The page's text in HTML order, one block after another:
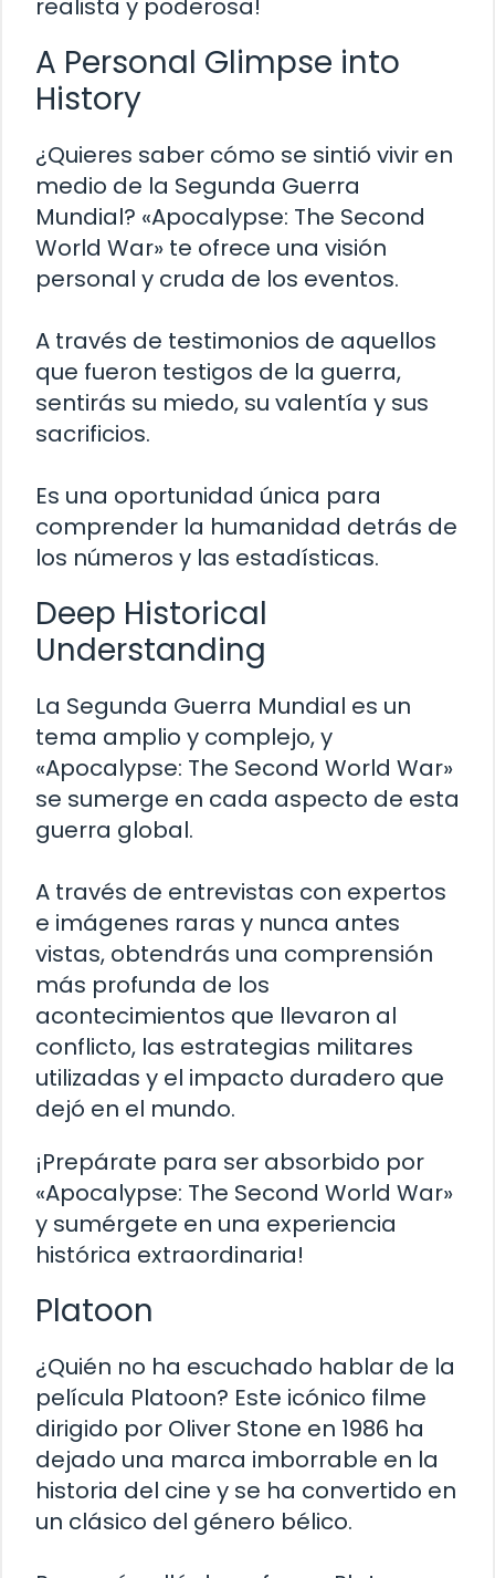
realista y poderosa!
A Personal Glimpse into
History
¿Quieres saber cómo se sintió vivir en
medio de la Segunda Guerra
Mundial? «Apocalypse: The Second
World War» te ofrece una visión
personal y cruda de los eventos.
A través de testimonios de aquellos
que fueron testigos de la guerra,
sentirás su miedo, su valentía y sus
sacrificios.
Es una oportunidad única para
comprender la humanidad detrás de
los números y las estadísticas.
Deep Historical
Understanding
La Segunda Guerra Mundial es un
tema amplio y complejo, y
«Apocalypse: The Second World War»
se sumerge en cada aspecto de esta
guerra global.
A través de entrevistas con expertos
e imágenes raras y nunca antes
vistas, obtendrás una comprensión
más profunda de los
acontecimientos que llevaron al
conflicto, las estrategias militares
utilizadas y el impacto duradero que
dejó en el mundo.
¡Prepárate para ser absorbido por
«Apocalypse: The Second World War»
y sumérgete en una experiencia
histórica extraordinaria!
Platoon
¿Quién no ha escuchado hablar de la
película Platoon? Este icónico filme
dirigido por Oliver Stone en 1986 ha
dejado una marca imborrable en la
historia del cine y se ha convertido en
un clásico del género bélico.